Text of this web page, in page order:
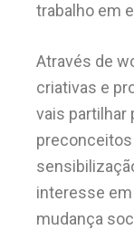
trabalho em
Através de
criativas e
vais partilhar
interesse
mudança